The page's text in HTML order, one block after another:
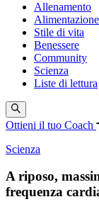
Allenamento
Alimentazione
Stile di vita
Benessere
Community
Scienza
Liste di lettura
Ottieni il tuo Coach
Scienza
A riposo,
frequenza